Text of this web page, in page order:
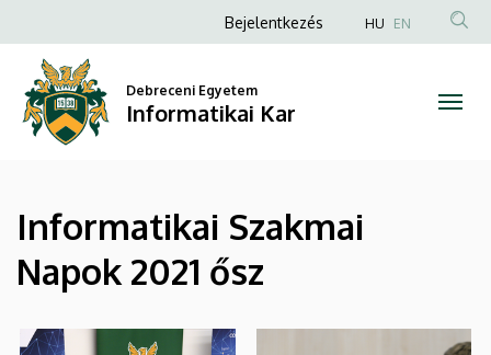
Informatikai
Kar
a
tartalomra
Anonim
fiók
menüje
Bejelentkezés HU EN
Debreceni Egyetem
Informatikai Kar
Informatikai Szakmai
Napok 2021 ősz